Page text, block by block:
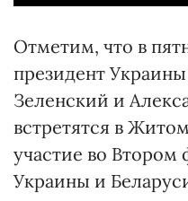
Отметим, что в
президент
Зеленский и
встретятся в
участие во
Украины и